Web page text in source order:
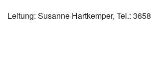
Leitung: Susanne Hartkemper, Tel.: 3658